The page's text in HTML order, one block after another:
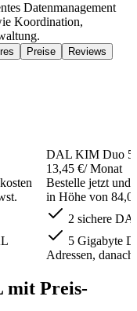
Datenmanagement
Koordination,
Preise Reviews
DAL KIM Duo
13,45 €/ Monat
Bestelle jetzt und
in Höhe von
2 sichere
5 Gigabyte
Adressen,
mit Preis-